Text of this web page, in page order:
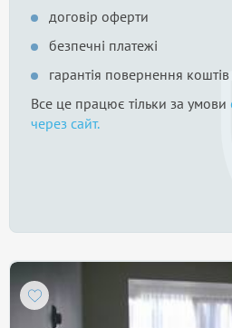
договір оферти
безпечні платежі
гарантія повернення коштів
Все це працює тільки за умови
через сайт.